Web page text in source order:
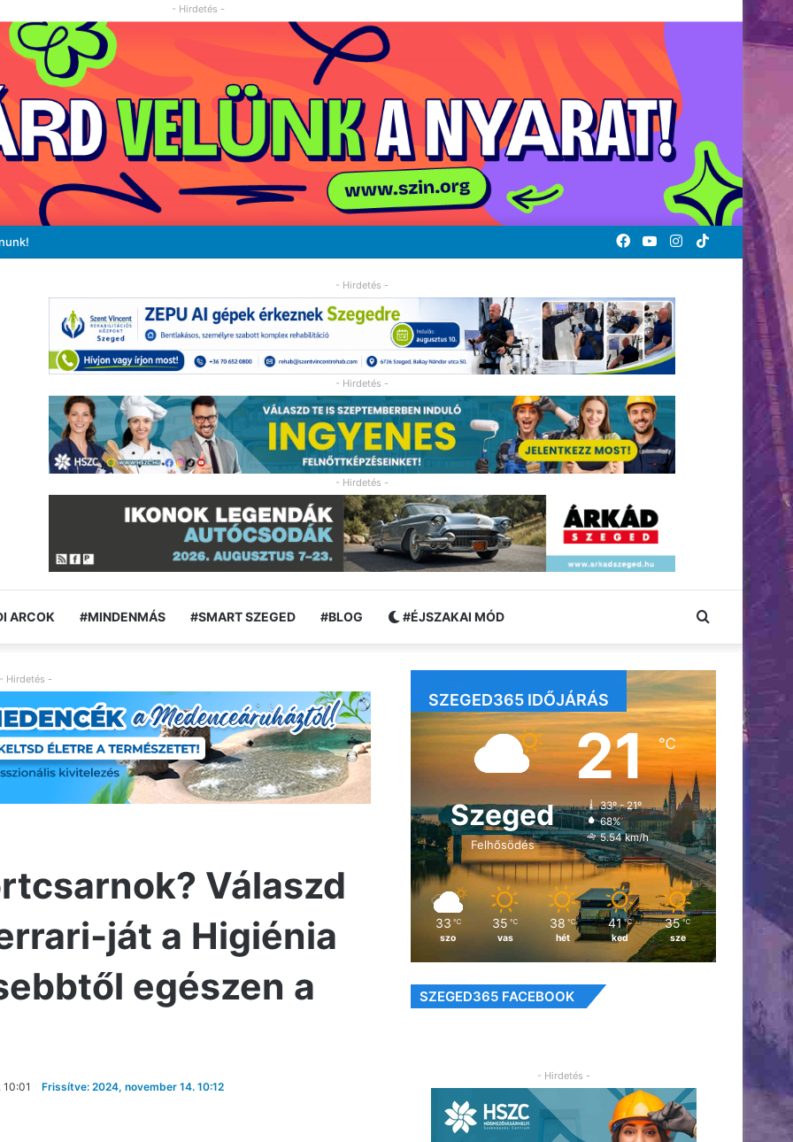
- Hirdetés -
TikTok
Instagram
YouTube
Facebook
- Hirdetés -
- Hirdetés -
- Hirdetés -
ARCOK #MINDENMÁS #SMART SZEGED #BLOG #ÉJSZAKAI MÓD Keresés:
- Hirdetés -
Válaszd
ját a Higiénia
egészen a
Frissítve: 2024, november 14. 10:12
SZEGED365 IDŐJÁRÁS
Szeged
Felhősödés
21℃
33º - 21º
68%
5.54 km/h
33 ℃
szo
35 ℃
vas
38 ℃
hét
41 ℃
ked
35 ℃
sze
SZEGED365 FACEBOOK
- Hirdetés -